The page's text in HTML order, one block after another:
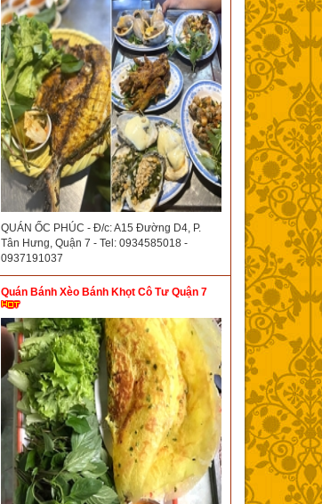
QUÁN ỐC PHÚC - Đ/c: A15 Đường D4, P.
Tân Hưng, Quận 7 - Tel: 0934585018 -
0937191037
Quán Bánh Xèo Bánh Khọt Cô Tư Quận 7